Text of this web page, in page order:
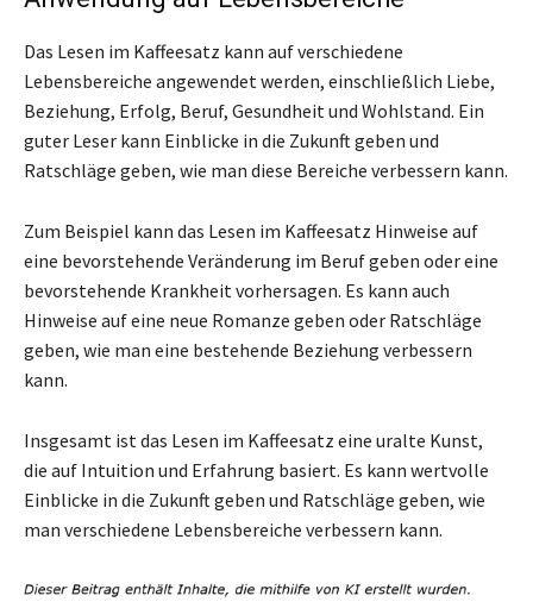
Das Lesen im Kaffeesatz kann auf verschiedene
Lebensbereiche angewendet werden, einschließlich Liebe,
Beziehung, Erfolg, Beruf, Gesundheit und Wohlstand. Ein
guter Leser kann Einblicke in die Zukunft geben und
Ratschläge geben, wie man diese Bereiche verbessern kann.
Zum Beispiel kann das Lesen im Kaffeesatz Hinweise auf
eine bevorstehende Veränderung im Beruf geben oder eine
bevorstehende Krankheit vorhersagen. Es kann auch
Hinweise auf eine neue Romanze geben oder Ratschläge
geben, wie man eine bestehende Beziehung verbessern
kann.
Insgesamt ist das Lesen im Kaffeesatz eine uralte Kunst,
die auf Intuition und Erfahrung basiert. Es kann wertvolle
Einblicke in die Zukunft geben und Ratschläge geben, wie
man verschiedene Lebensbereiche verbessern kann.